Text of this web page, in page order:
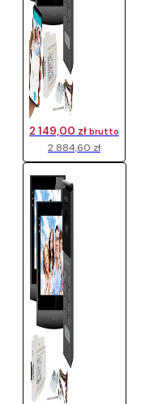
2 884,60 zł
2 149,00 zł brutto